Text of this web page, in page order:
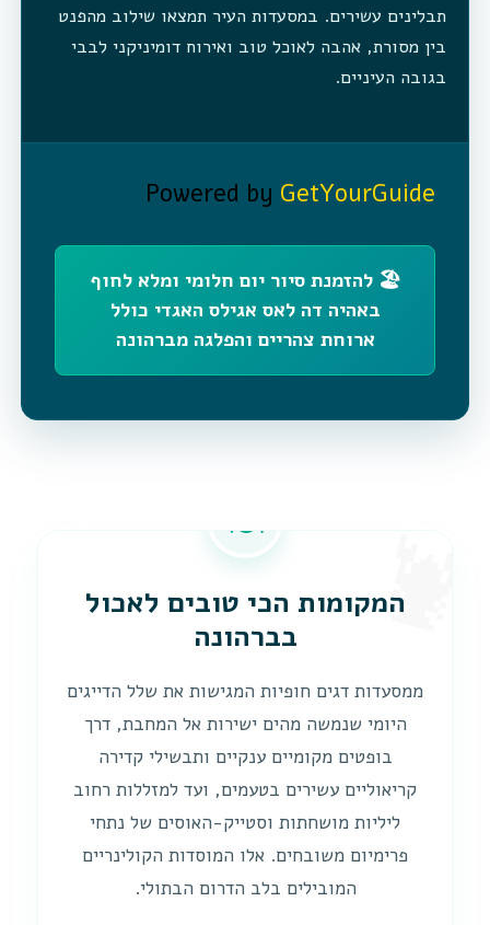
תבלינים עשירים. במסעדות העיר תמצאו שילוב מהפנט
בין מסורת, אהבה לאוכל טוב ואירוח דומיניקני לבבי
בגובה העיניים.
Powered by GetYourGuide
🏖️ להזמנת סיור יום חלומי ומלא לחוף
באהיה דה לאס אגילס האגדי כולל
ארוחת צהריים והפלגה מברהונה
🍽️
המקומות הכי טובים לאכול
בברהונה
ממסעדות דגים חופיות המגישות את שלל הדייגים
היומי שנמשה מהים ישירות אל המחבת, דרך
בופטים מקומיים ענקיים ותבשילי קדירה
קריאוליים עשירים בטעמים, ועד למזללות רחוב
ליליות מושחתות וסטייק-האוסים של נתחי
פרימיום משובחים. אלו המוסדות הקולינריים
המובילים בלב הדרום הבתולי.